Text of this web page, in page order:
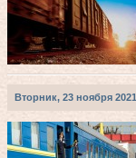
Вторник, 23 ноября 2021